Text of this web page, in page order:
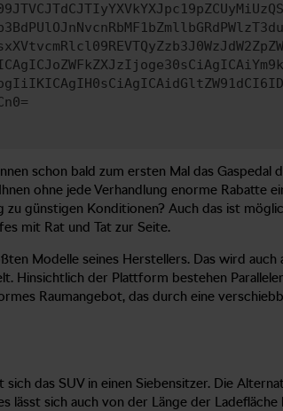
schon bald zum ersten Mal das Gaspedal
ohne jede Verhandlung enorme Rabatte
zu günstigen Konditionen? Auch das ist
mit Rat und Tat zur Seite.
Modelle seines Herstellers. Das wird auch
Hinsichtlich der Plattform bestehen
Raumangebot, das durch eine
das SUV in einen Siebensitzer. Die
sich auch von der Länge der Ladefläche